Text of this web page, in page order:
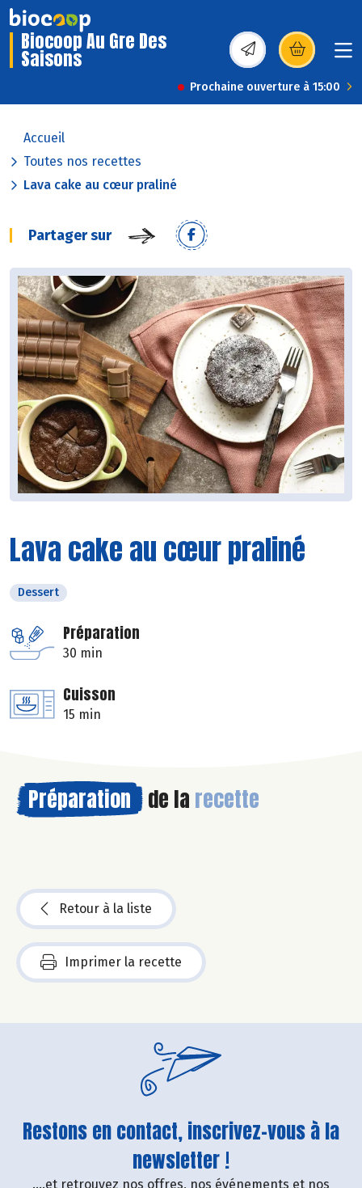
Biocoop Au Gre Des
Saisons (s’ouvre dans une
Prochaine ouverture à 15:00
Accueil
Toutes nos recettes
Lava cake au cœur praliné
Partager sur
Lava cake au cœur praliné
Dessert
Préparation
30 min
Cuisson
15 min
Préparation de la recette
Retour à la liste
Imprimer la recette
Restons en contact, inscrivez-vous à la
newsletter !
....et retrouvez nos offres, nos événements et nos